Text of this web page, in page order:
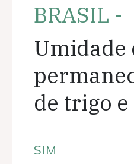
BRASIL -
Umidade
de trigo
SIM